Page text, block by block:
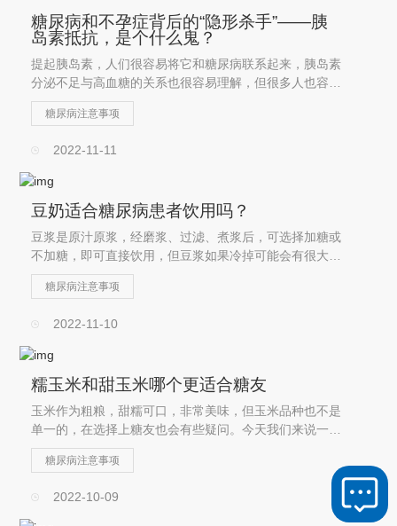
糖尿病和不孕症背后的“隐形杀手”——胰
岛素抵抗，是个什么鬼？
提起胰岛素，人们很容易将它和糖尿病联系起来，胰岛素
分泌不足与高血糖的关系也很容易理解，但很多人也容易
忽略胰岛素抵抗所带来的问题……
糖尿病注意事项
2022-11-11
豆奶适合糖尿病患者饮用吗？
豆浆是原汁原浆，经磨浆、过滤、煮浆后，可选择加糖或
不加糖，即可直接饮用，但豆浆如果冷掉可能会有很大的
豆腥味，这是由于大都在磨浆过程中，大豆皮层下的脂肪
氧化酶在空气和水存在的条件下与油脂发生作用生成酮、
糖尿病注意事项
2022-11-10
糯玉米和甜玉米哪个更适合糖友
玉米作为粗粮，甜糯可口，非常美味，但玉米品种也不是
单一的，在选择上糖友也会有些疑问。今天我们来说一
下，哪种玉米更适合糖友食用
糖尿病注意事项
2022-10-09